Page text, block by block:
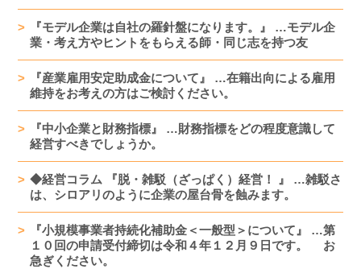
『モデル企業は自社の羅針盤になります。』 …モデル企
業・考え方やヒントをもらえる師・同じ志を持つ友
『産業雇用安定助成金について』 …在籍出向による雇用
維持をお考えの方はご検討ください。
『中小企業と財務指標』 …財務指標をどの程度意識して
経営すべきでしょうか。
◆経営コラム 『脱・雑駁（ざっぱく）経営！ 』 …雑駁さ
は、シロアリのように企業の屋台骨を蝕みます。
『小規模事業者持続化補助金＜一般型＞について』 …第
１０回の申請受付締切は令和４年１２月９日です。 お
急ぎください。